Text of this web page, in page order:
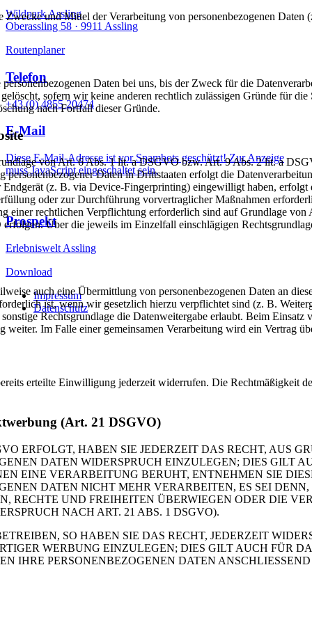
Wildpark Assling
Oberassling 58 · 9911 Assling
Routenplaner
Telefon
+43 (0) 4855 20474
E-Mail
Diese E-Mail-Adresse ist vor Spambots geschützt! Zur Anzeige
muss JavaScript eingeschaltet sein.
Prospekt
Erlebniswelt Assling
Download
Impressum
Datenschutz
und Mittel der Verarbeitung von personenbezogenen
Daten bei uns, bis der Zweck für die
sofern wir keine anderen rechtlich zulässigen Gründe für die
nach Fortfall dieser Gründe.
von Art. 6 Abs. 1 lit. a DSGVO bzw. Art. 9 Abs. 2 lit. a
Daten in Drittstaaten erfolgt die
(z. B. via Device-Fingerprinting) eingewilligt haben, erfolgt
oder zur Durchführung vorvertraglicher Maßnahmen
einer rechtlichen Verpflichtung erforderlich sind auf Grundlage
Über die jeweils im Einzelfall einschlägigen
auch eine Übermittlung von personenbezogenen Daten an
ist, wenn wir gesetzlich hierzu verpflichtet sind (z. B.
Rechtsgrundlage die Datenweitergabe erlaubt. Beim Einsatz
Im Falle einer gemeinsamen Verarbeitung wird ein Vertrag
erteilte Einwilligung jederzeit widerrufen. Die Rechtmäßigkeit
(Art. 21 DSGVO)
ERFOLGT, HABEN SIE JEDERZEIT DAS RECHT, AUS
DATEN WIDERSPRUCH EINZULEGEN; DIES GILT
EINE VERARBEITUNG BERUHT, ENTNEHMEN SIE
DATEN NICHT MEHR VERARBEITEN, ES SEI
RECHTE UND FREIHEITEN ÜBERWIEGEN ODER DIE
NACH ART. 21 ABS. 1 DSGVO).
SO HABEN SIE DAS RECHT, JEDERZEIT
WERBUNG EINZULEGEN; DIES GILT AUCH FÜR
IHRE PERSONENBEZOGENEN DATEN